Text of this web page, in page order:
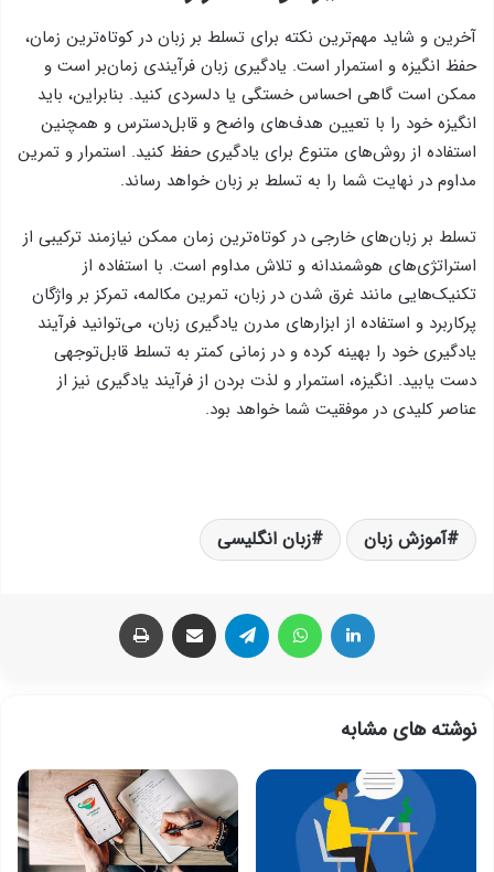
آخرین و شاید مهم‌ترین نکته برای تسلط بر زبان در کوتاه‌ترین زمان،
حفظ انگیزه و استمرار است. یادگیری زبان فرآیندی زمان‌بر است و
ممکن است گاهی احساس خستگی یا دلسردی کنید. بنابراین، باید
انگیزه خود را با تعیین هدف‌های واضح و قابل‌دسترس و همچنین
استفاده از روش‌های متنوع برای یادگیری حفظ کنید. استمرار و تمرین
مداوم در نهایت شما را به تسلط بر زبان خواهد رساند.
تسلط بر زبان‌های خارجی در کوتاه‌ترین زمان ممکن نیازمند ترکیبی از
استراتژی‌های هوشمندانه و تلاش مداوم است. با استفاده از
تکنیک‌هایی مانند غرق شدن در زبان، تمرین مکالمه، تمرکز بر واژگان
پرکاربرد و استفاده از ابزارهای مدرن یادگیری زبان، می‌توانید فرآیند
یادگیری خود را بهینه کرده و در زمانی کمتر به تسلط قابل‌توجهی
دست یابید. انگیزه، استمرار و لذت بردن از فرآیند یادگیری نیز از
عناصر کلیدی در موفقیت شما خواهد بود.
آموزش زبان زبان انگلیسی
لینکدین تلگرام اشتراک گذاری از طریق ایمیل
نوشته های مشابه